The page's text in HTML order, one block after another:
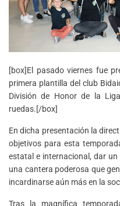
[box]El pasado viernes fue
primera plantilla del club
División de Honor de la
ruedas.[/box]
En dicha presentación la
objetivos para esta
estatal e internacional, dar
una cantera poderosa que
incardinarse aún más en la
Tras la magnífica